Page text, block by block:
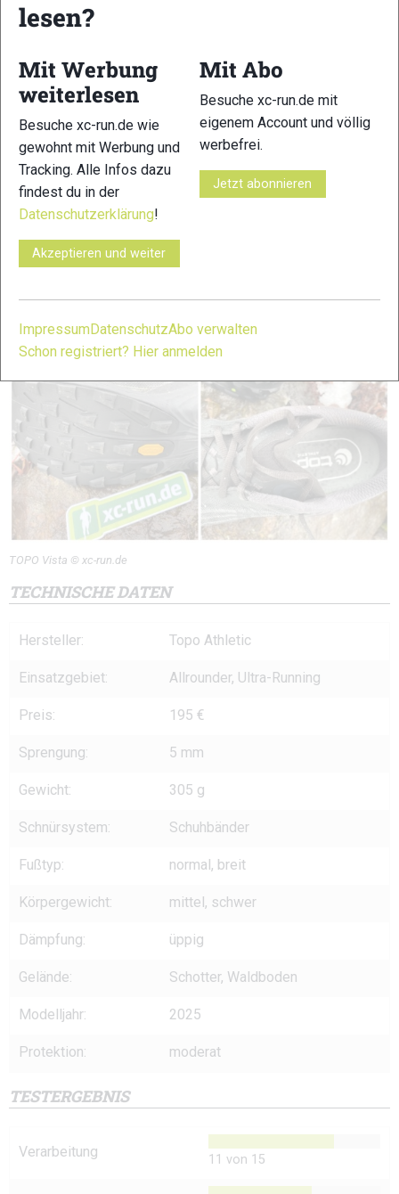
Weitere Informationen
Übersicht der Trailschuhe 2025
Zur Klassifizierung
Trailschuh-ABC (Glossar)
TOPO Vista © xc-run.de
TECHNISCHE DATEN
Hersteller: Topo Athletic
Einsatzgebiet: Allrounder, Ultra-Running
Preis: 195 €
Sprengung: 5 mm
Gewicht: 305 g
Schnürsystem: Schuhbänder
Fußtyp: normal, breit
Körpergewicht: mittel, schwer
Dämpfung: üppig
Gelände: Schotter, Waldboden
Modelljahr: 2025
Protektion: moderat
TESTERGEBNIS
Verarbeitung 11 von 15
lesen?
Mit Werbung
weiterlesen
Besuche xc-run.de wie
gewohnt mit Werbung und
Tracking. Alle Infos dazu
findest du in der
Datenschutzerklärung!
Akzeptieren und weiter
Mit Abo
Besuche xc-run.de mit
eigenem Account und völlig
werbefrei.
Jetzt abonnieren
ImpressumDatenschutzAbo verwalten
Schon registriert? Hier anmelden